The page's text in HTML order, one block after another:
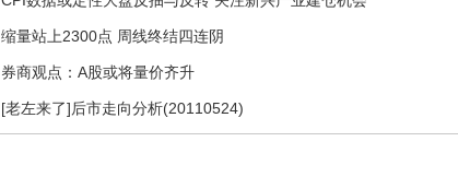
缩量站上2300点 周线终结四连阴
券商观点：A股或将量价齐升
[老左来了]后市走向分析(20110524)